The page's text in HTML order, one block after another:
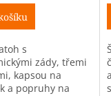
s
zády, třemi
kapsou na
a popruhy na